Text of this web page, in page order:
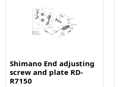
Shimano End adjusting
screw and plate RD-
R7150